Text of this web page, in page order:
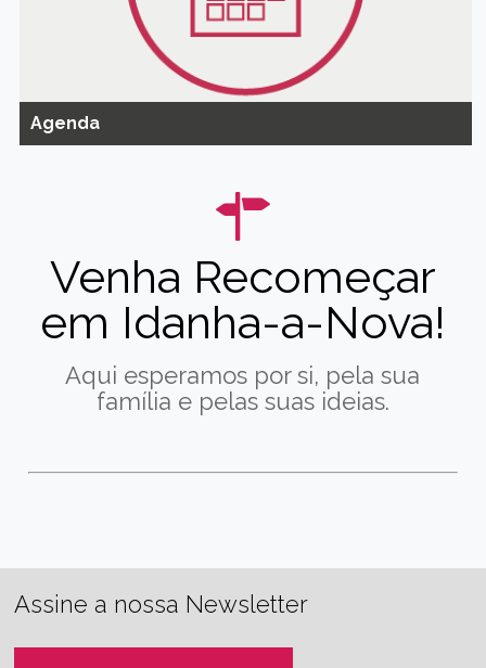
Agenda
Venha Recomeçar
em Idanha-a-Nova!
Aqui esperamos por si, pela sua
família e pelas suas ideias.
Assine a nossa Newsletter